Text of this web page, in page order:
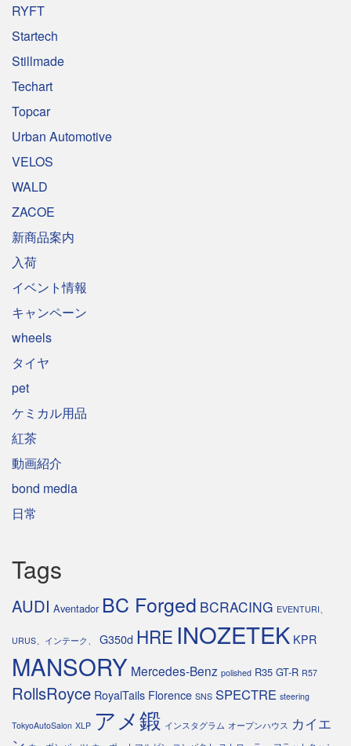
RYFT
Startech
Stillmade
Techart
Topcar
Urban Automotive
VELOS
WALD
ZACOE
新商品案内
入荷
イベント情報
キャンペーン
wheels
タイヤ
pet
ケミカル用品
紅茶
動画紹介
bond media
日常
Tags
AUDI Aventador BC Forged BCRACING EVENTURI、
URUS、インテーク、 G350d HRE INOZETEK KPR
MANSORY Mercedes-Benz polished R35 GT-R R57
RollsRoyce RoyalTails Florence SNS SPECTRE steering
TokyoAutoSalon XLP アメ鍛 インスタグラム オープンハウス カイエ